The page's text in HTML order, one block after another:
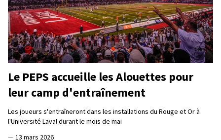
Le PEPS accueille les Alouettes pour
leur camp d'entraînement
Les joueurs s'entraîneront dans les installations du Rouge et Or à
l'Université Laval durant le mois de mai
— 13 mars 2026